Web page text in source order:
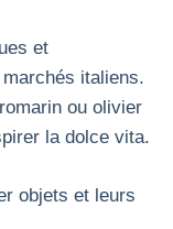
et
italiens.
ou olivier
la dolce vita.
objets et leurs